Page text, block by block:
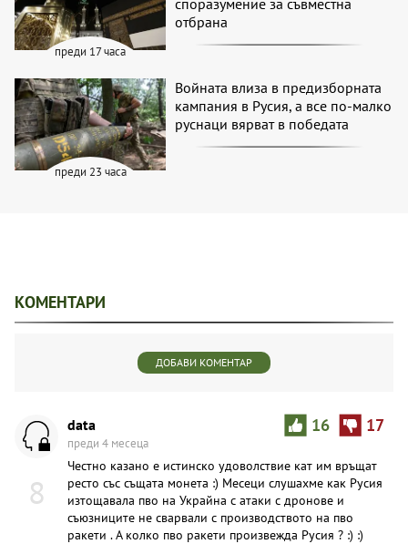
преди 17 часа
споразумение за съвместна
отбрана
преди 23 часа
Войната влиза в предизборната
кампания в Русия, а все по-малко
руснаци вярват в победата
КОМЕНТАРИ
ДОБАВИ КОМЕНТАР
8
16 17
data
преди 4 месеца
Честно казано е истинско удоволствие кат им връщат
ресто със същата монета :) Месеци слушахме как Русия
изтощавала пво на Украйна с атаки с дронове и
съюзниците не сварвали с производството на пво
ракети . А колко пво ракети произвежда Русия ? :) :)